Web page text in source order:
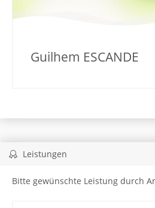
Guilhem ESCANDE
Leistungen
Bitte gewünschte Leistung durch